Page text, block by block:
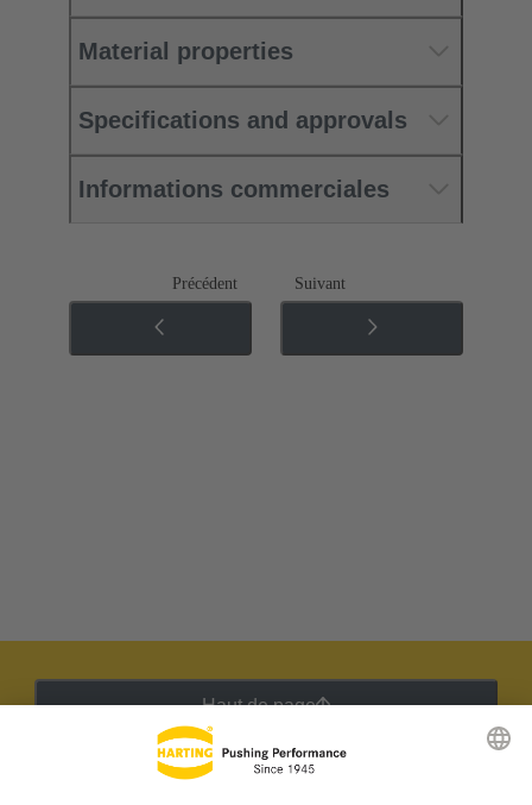
Material properties
Specifications and approvals
Informations commerciales
Précédent Suivant
Haut de page